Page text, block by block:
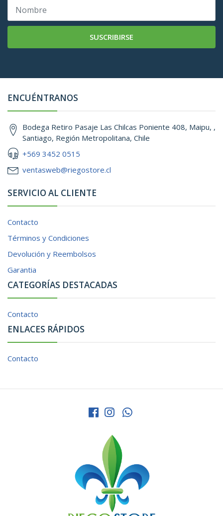
SUSCRIBIRSE
ENCUÉNTRANOS
Bodega Retiro Pasaje Las Chilcas Poniente 408, Maipu, ,
Santiago, Región Metropolitana, Chile
+569 3452 0515
ventasweb@riegostore.cl
SERVICIO AL CLIENTE
Contacto
Términos y Condiciones
Devolución y Reembolsos
Garantia
CATEGORÍAS DESTACADAS
Contacto
ENLACES RÁPIDOS
Contacto